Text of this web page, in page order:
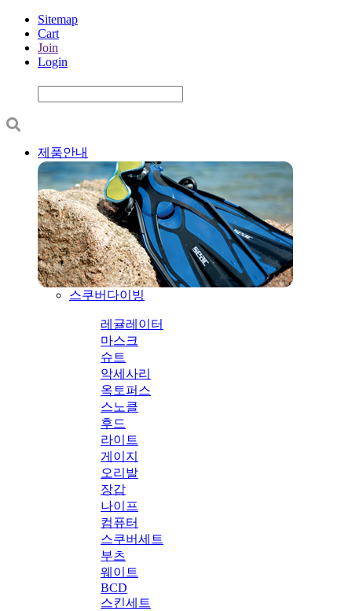
Sitemap
Cart
Join
Login
제품안내
스쿠버다이빙
레귤레이터
마스크
슈트
악세사리
옥토퍼스
스노클
후드
라이트
게이지
오리발
장갑
나이프
컴퓨터
스쿠버세트
부츠
웨이트
BCD
스킨세트